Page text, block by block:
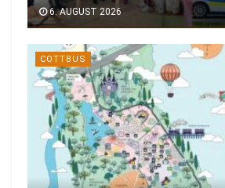
6. AUGUST 2026
COTTBUS